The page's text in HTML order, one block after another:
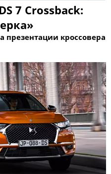
7 Crossback:
презентации кроссовера